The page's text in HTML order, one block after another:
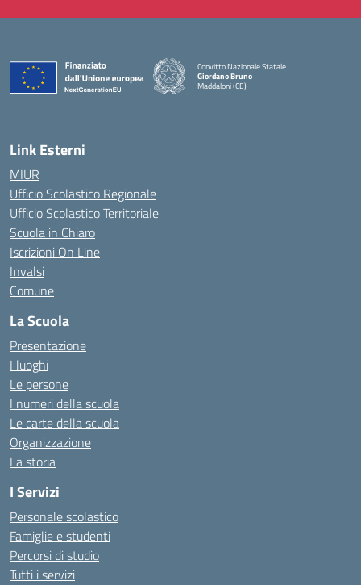
Convitto Nazionale Statale
Giordano Bruno
Maddaloni (CE)
Link Esterni
MIUR
Ufficio Scolastico Regionale
Ufficio Scolastico Territoriale
Scuola in Chiaro
Iscrizioni On Line
Invalsi
Comune
La Scuola
Presentazione
I luoghi
Le persone
I numeri della scuola
Le carte della scuola
Organizzazione
La storia
I Servizi
Personale scolastico
Famiglie e studenti
Percorsi di studio
Tutti i servizi